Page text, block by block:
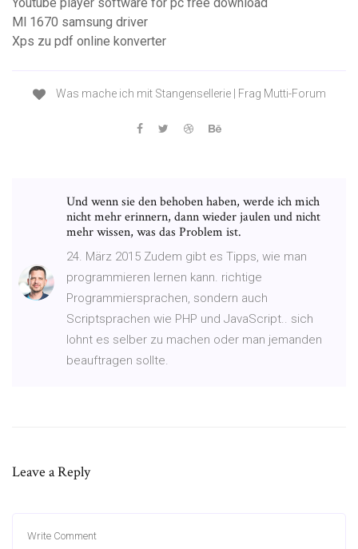
Youtube player software for pc free download
Ml 1670 samsung driver
Xps zu pdf online konverter
Was mache ich mit Stangensellerie | Frag Mutti-Forum
Und wenn sie den behoben haben, werde ich mich
nicht mehr erinnern, dann wieder jaulen und nicht
mehr wissen, was das Problem ist.
24. März 2015 Zudem gibt es Tipps, wie man
programmieren lernen kann. richtige
Programmiersprachen, sondern auch
Scriptsprachen wie PHP und JavaScript.. sich
lohnt es selber zu machen oder man jemanden
beauftragen sollte.
Leave a Reply